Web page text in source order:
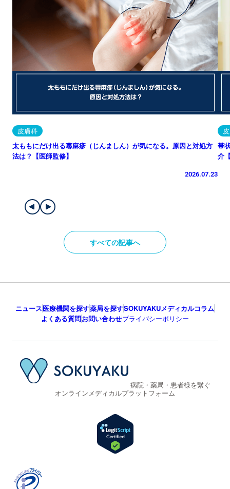
皮膚科
太ももにだけ出る蕁麻疹（じんましん）が気になる。原因と対処方
法は？【医師監修】
2026.07.23
帯
介
すべての記事へ
ニュース医療機関を探す薬局を探すSOKUYAKUメディカルコラム
よくある質問お問い合わせプライバシーポリシー
病院・薬局・患者様を繋ぐ
オンラインメディカルプラットフォーム